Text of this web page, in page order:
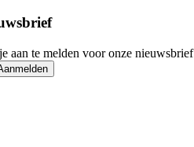
aan te melden voor onze nieuwsbrief